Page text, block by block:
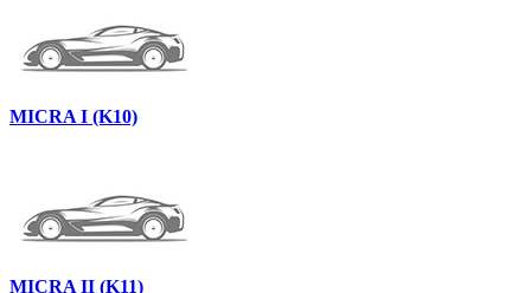
MICRA I (K10)
MICRA II (K11)